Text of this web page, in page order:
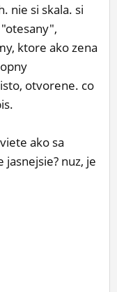
nie si skala. si
ktore ako zena
otvorene. co
ako sa
jasnejsie? nuz, je